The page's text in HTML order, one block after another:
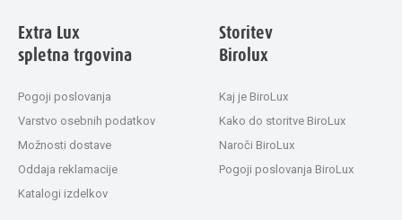
Extra Lux
spletna trgovina
Pogoji poslovanja
Varstvo osebnih podatkov
Možnosti dostave
Oddaja reklamacije
Katalogi izdelkov
Storitev
Birolux
Kaj je BiroLux
Kako do storitve BiroLux
Naroči BiroLux
Pogoji poslovanja BiroLux